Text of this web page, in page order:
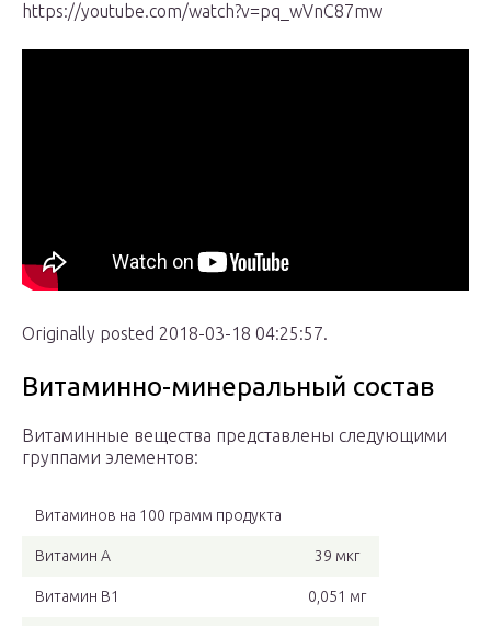
https://youtube.com/watch?v=pq_wVnC87mw
Originally posted 2018-03-18 04:25:57.
Витаминно-минеральный состав
Витаминные вещества представлены следующими
группами элементов:
Витаминов на 100 грамм продукта
Витамин А 39 мкг
Витамин В1 0,051 мг